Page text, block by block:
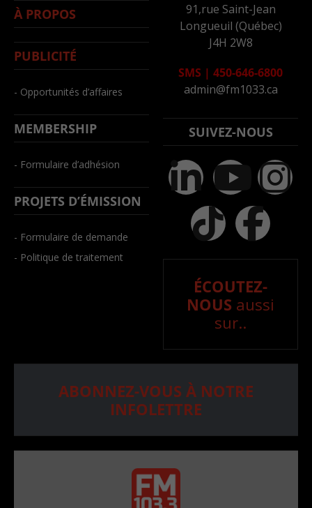
À PROPOS
PUBLICITÉ
- Opportunités d’affaires
MEMBERSHIP
- Formulaire d’adhésion
PROJETS D’ÉMISSION
- Formulaire de demande
- Politique de traitement
91,rue Saint-Jean
Longueuil (Québec)
J4H 2W8
SMS | 450-646-6800
admin@fm1033.ca
SUIVEZ-NOUS
ÉCOUTEZ-
NOUS aussi
sur..
ABONNEZ-VOUS À NOTRE
INFOLETTRE